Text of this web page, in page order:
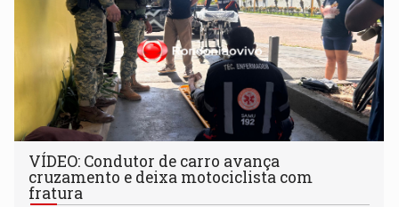
VÍDEO: Condutor de carro avança
cruzamento e deixa motociclista com
fratura